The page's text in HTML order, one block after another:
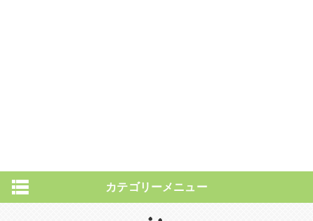
カテゴリーメニュー